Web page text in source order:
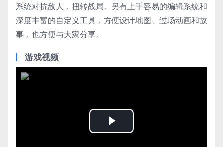
系统对抗敌人，扭转战局。另有上手容易的编辑系统和
深度丰富的自定义工具，方便设计地图、过场动画和故
事，也方便与大家分享。
游戏视频
Play